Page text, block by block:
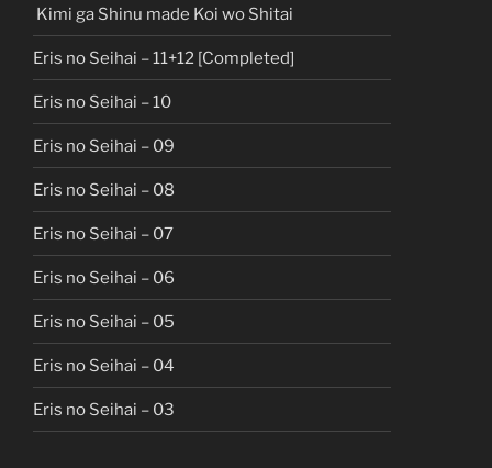
Kimi ga Shinu made Koi wo Shitai
Eris no Seihai – 11+12 [Completed]
Eris no Seihai – 10
Eris no Seihai – 09
Eris no Seihai – 08
Eris no Seihai – 07
Eris no Seihai – 06
Eris no Seihai – 05
Eris no Seihai – 04
Eris no Seihai – 03